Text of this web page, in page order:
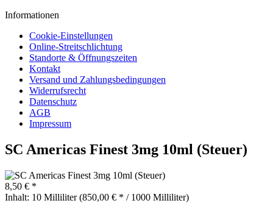
Informationen
Cookie-Einstellungen
Online-Streitschlichtung
Standorte & Öffnungszeiten
Kontakt
Versand und Zahlungsbedingungen
Widerrufsrecht
Datenschutz
AGB
Impressum
SC Americas Finest 3mg 10ml (Steuer)
8,50 € *
Inhalt: 10 Milliliter (850,00 € * / 1000 Milliliter)